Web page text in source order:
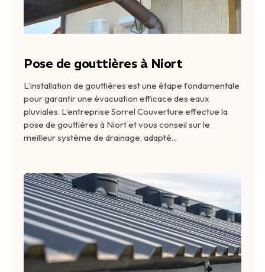
Pose de gouttières à Niort
L’installation de gouttières est une étape fondamentale
pour garantir une évacuation efficace des eaux
pluviales. L’entreprise Sorrel Couverture effectue la
pose de gouttières à Niort et vous conseil sur le
meilleur système de drainage, adapté